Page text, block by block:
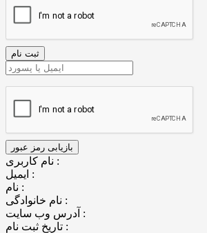
نام کاربری :
ایمیل :
نام :
نام خانوادگی :
آدرس وب سایت :
تاریخ ثبت نام :